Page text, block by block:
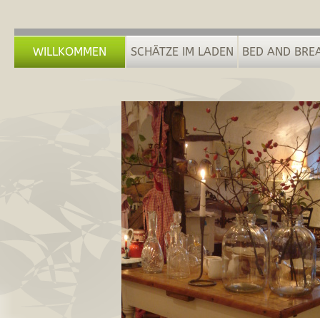
WILLKOMMEN SCHÄTZE IM LADEN BED AND